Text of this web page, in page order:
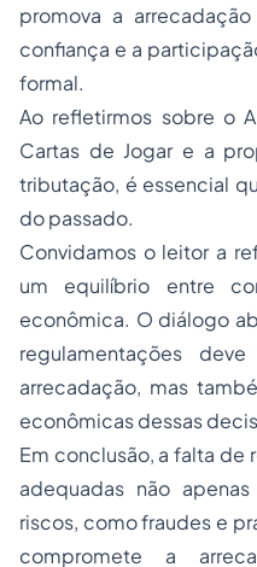
promova a
confiança e a
formal.
Ao refletirmos sobre o
Cartas de Jogar e a
tributação, é essencial
do passado.
Convidamos o leitor a
um equilíbrio entre
econômica. O diálogo
regulamentações
arrecadação, mas
econômicas dessas
Em conclusão, a falta de
adequadas não
riscos, como fraudes e
compromete a